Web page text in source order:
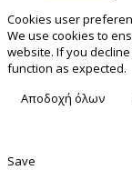
Cookies user
We use cookies to
website. If you
function as expected.
Αποδοχή όλων
Save